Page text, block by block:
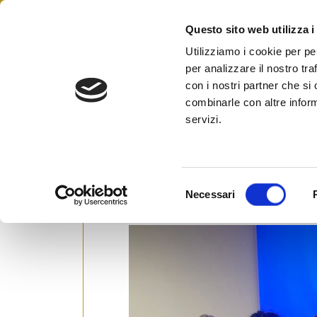
Questo sito web utilizza i
Utilizziamo i cookie per
per analizzare il nostro
con i nostri partner che si
combinarle con altre
servizi.
Necessari
Skip
Federazione Italiana
Lecce
7 Febbraio 2025 byUfficio